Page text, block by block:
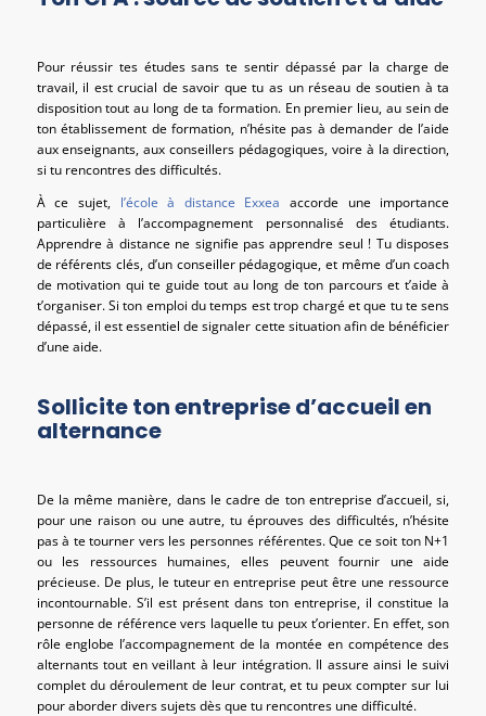
Pour réussir tes études sans te sentir dépassé par la charge de
travail, il est crucial de savoir que tu as un réseau de soutien à ta
disposition tout au long de ta formation. En premier lieu, au sein de
ton établissement de formation, n’hésite pas à demander de l’aide
aux enseignants, aux conseillers pédagogiques, voire à la direction,
si tu rencontres des difficultés.
À ce sujet, l’école à distance Exxea accorde une importance
particulière à l’accompagnement personnalisé des étudiants.
Apprendre à distance ne signifie pas apprendre seul ! Tu disposes
de référents clés, d’un conseiller pédagogique, et même d’un coach
de motivation qui te guide tout au long de ton parcours et t’aide à
t’organiser. Si ton emploi du temps est trop chargé et que tu te sens
dépassé, il est essentiel de signaler cette situation afin de bénéficier
d’une aide.
Sollicite ton entreprise d’accueil en
alternance
De la même manière, dans le cadre de ton entreprise d’accueil, si,
pour une raison ou une autre, tu éprouves des difficultés, n’hésite
pas à te tourner vers les personnes référentes. Que ce soit ton N+1
ou les ressources humaines, elles peuvent fournir une aide
précieuse. De plus, le tuteur en entreprise peut être une ressource
incontournable. S’il est présent dans ton entreprise, il constitue la
personne de référence vers laquelle tu peux t’orienter. En effet, son
rôle englobe l’accompagnement de la montée en compétence des
alternants tout en veillant à leur intégration. Il assure ainsi le suivi
complet du déroulement de leur contrat, et tu peux compter sur lui
pour aborder divers sujets dès que tu rencontres une difficulté.